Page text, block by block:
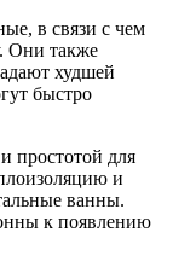
в связи с чем
Они также
худшей
быстро
простотой для
и
ванны.
к появлению